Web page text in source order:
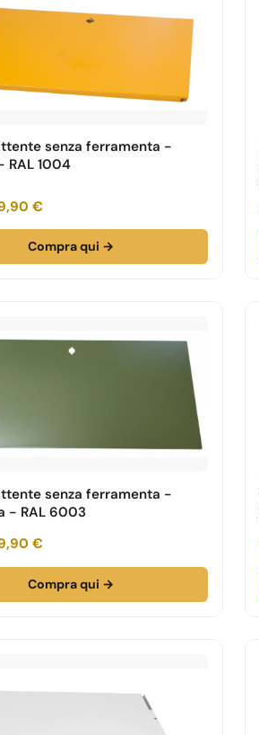
senza ferramenta -
RAL 1004
€
Compra qui →
senza ferramenta -
- RAL 6003
€
Compra qui →